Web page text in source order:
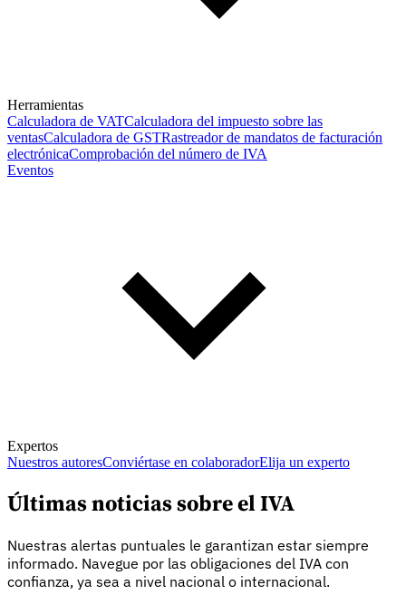
Herramientas
Calculadora de VATCalculadora del impuesto sobre las
ventasCalculadora de GSTRastreador de mandatos de facturación
electrónicaComprobación del número de IVA
Eventos
Expertos
Nuestros autoresConviértase en colaboradorElija un experto
Últimas noticias sobre el IVA
Nuestras alertas puntuales le garantizan estar siempre
informado. Navegue por las obligaciones del IVA con
confianza, ya sea a nivel nacional o internacional.